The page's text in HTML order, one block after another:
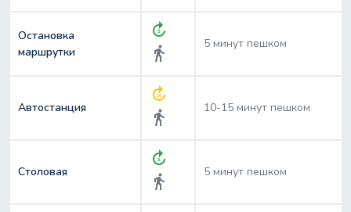
Остановка
маршрутки
forward_5
directions_walk
5 минут пешком
Автостанция
forward_30
directions_walk
10-15 минут пешком
Столовая
forward_5
directions_walk
5 минут пешком